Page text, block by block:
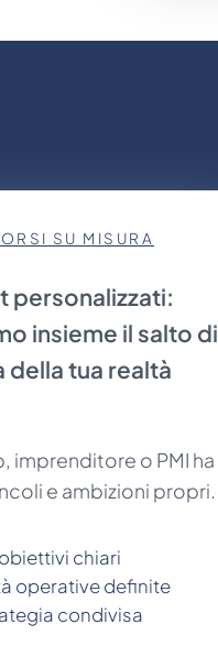
SU MISURA
personalizzati:
insieme il salto di
della tua realtà
imprenditore o PMI ha
e ambizioni propri.
obiettivi chiari
operative definite
condivisa